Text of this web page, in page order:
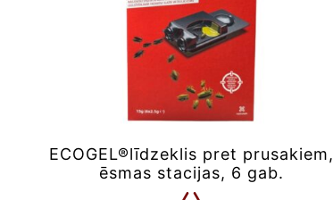
ECOGEL®līdzeklis pret prusakiem,
ēsmas stacijas, 6 gab.